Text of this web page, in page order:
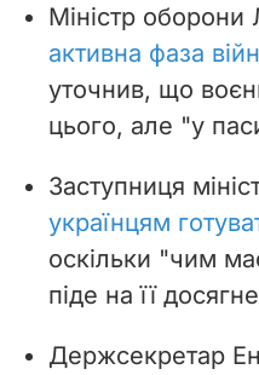
Міністр
активна фаза
уточнив, що
цього, але "у
Заступниця
українцям
оскільки "чим
піде на її
Держсекретар